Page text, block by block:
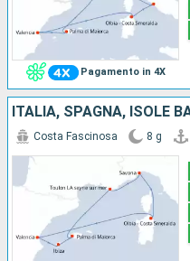
Pagamento in 4X
Costa Fascinosa 8 g